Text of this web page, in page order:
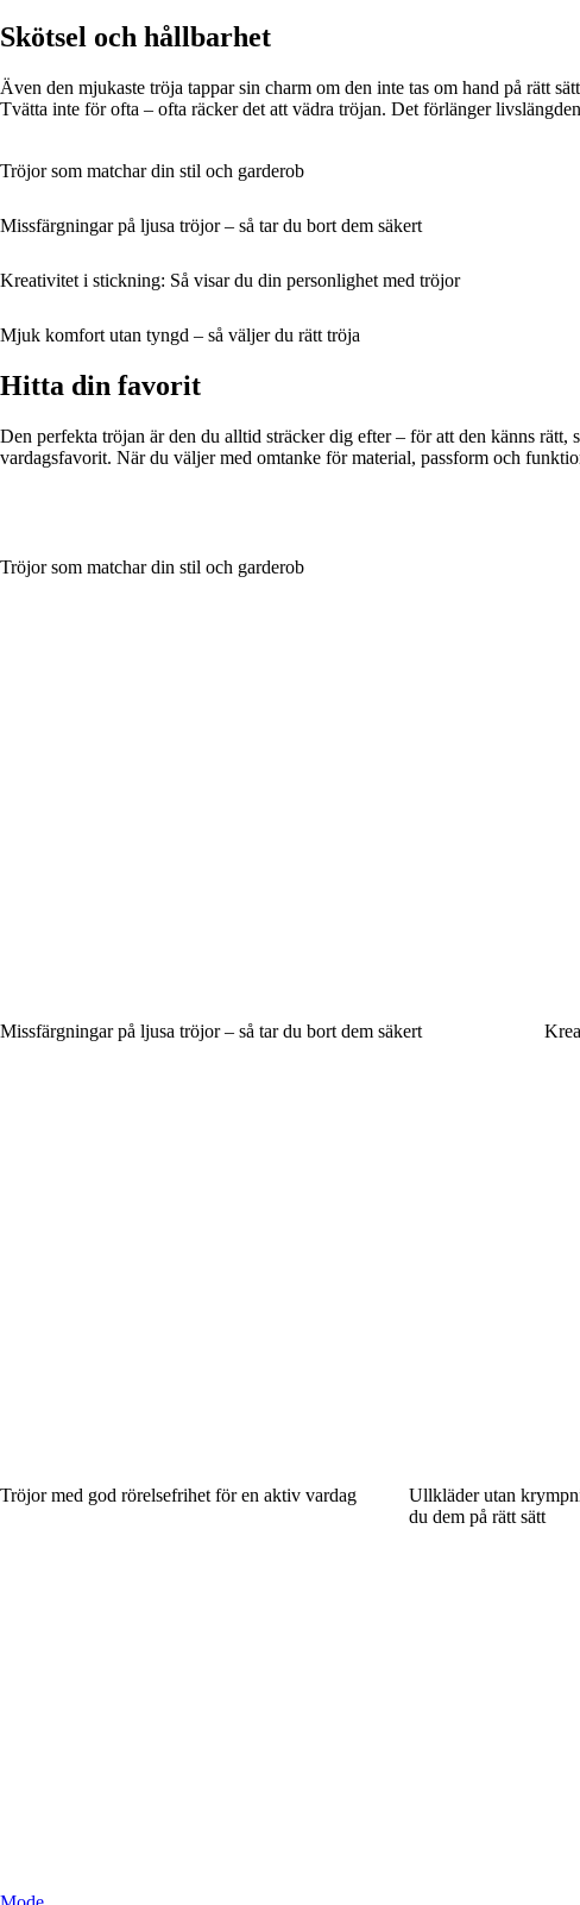
Skötsel och hållbarhet
Även den mjukaste tröja tappar sin charm om den inte tas om hand på rätt
Tvätta inte för ofta – ofta räcker det att vädra tröjan. Det förlänger
Tröjor som matchar din stil och garderob
Missfärgningar på ljusa tröjor – så tar du bort dem säkert
Kreativitet i stickning: Så visar du din personlighet med tröjor
Mjuk komfort utan tyngd – så väljer du rätt tröja
Hitta din favorit
Den perfekta tröjan är den du alltid sträcker dig efter – för att den känns
vardagsfavorit. När du väljer med omtanke för material, passform och
Tröjor som matchar din stil och garderob
Missfärgningar på ljusa tröjor – så tar du bort dem säkert
Tröjor med god rörelsefrihet för en aktiv vardag
Ullkläder utan
du dem på rätt sätt